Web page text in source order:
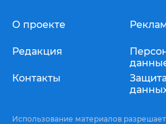
О проекте
Редакция
Контакты
Использование материалов